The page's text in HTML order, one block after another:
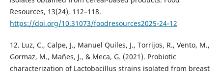
Resources, 13(24), 112–118.
https://doi.org/10.31073/foodresources2025-24-12
12. Luz, C., Calpe, J., Manuel Quiles, J., Torrijos, R., Vento, M.,
Gormaz, M., Mañes, J., & Meca, G. (2021). Probiotic
characterization of Lactobacillus strains isolated from breast